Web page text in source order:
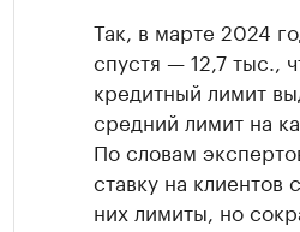
Так, в марте 2024
спустя — 12,7 тыс.,
кредитный лимит
средний лимит на
По словам
ставку на
них лимиты, но